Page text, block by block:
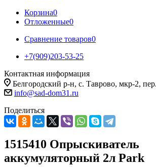
Корзина0
Отложенные0
Сравнение товаров0
+7(909)203-53-25
Контактная информация
Белгородский р-н, с. Таврово, мкр-2,
info@sad-dom31.ru
Поделиться
1515410 Опрыскиватель
аккумуляторный 2л Park